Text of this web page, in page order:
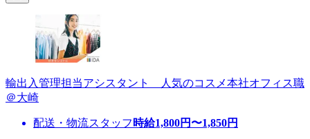
輸出入管理担当アシスタント 人気のコスメ本社オフィス職
＠大崎
配送・物流スタッフ 時給1,800円〜1,850円